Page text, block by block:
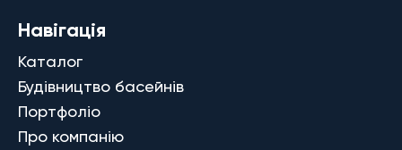
Навігація
Каталог
Будівництво басейнів
Портфоліо
Про компанію